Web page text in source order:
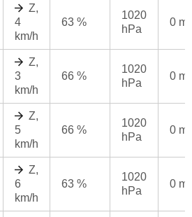
Z,
4
km/h
63 %
1020
hPa
0
Z,
3
km/h
66 %
1020
hPa
0
Z,
5
km/h
66 %
1020
hPa
0
Z,
6
km/h
63 %
1020
hPa
0